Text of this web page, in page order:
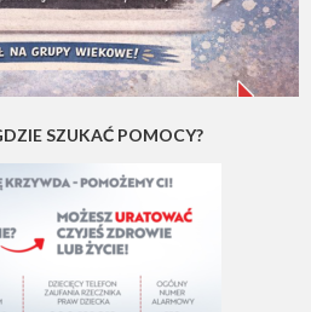
SZUKAĆ POMOCY?